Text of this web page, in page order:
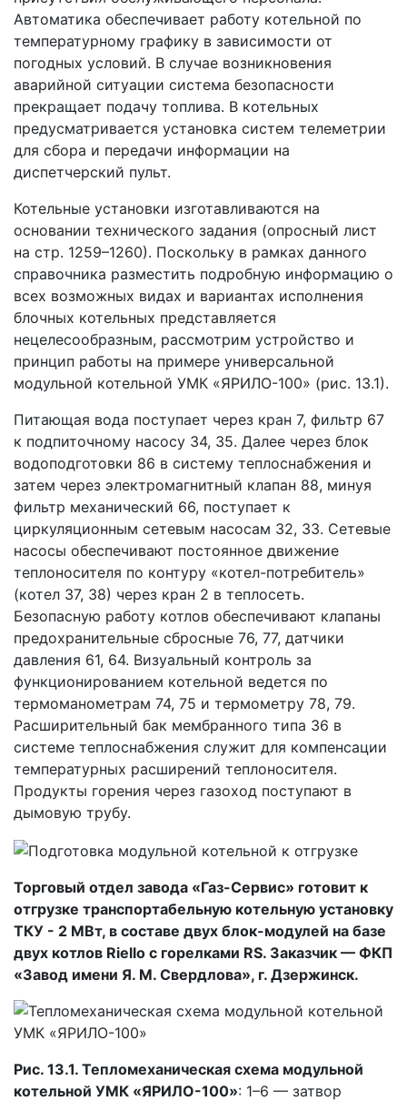
Автоматика обеспечивает работу котельной по
температурному графику в зависимости от
погодных условий. В случае возникновения
аварийной ситуации система безопасности
прекращает подачу топлива. В котельных
предусматривается установка систем телеметрии
для сбора и передачи информации на
диспетчерский пульт.
Котельные установки изготавливаются на
основании технического задания (опросный лист
на стр. 1259–1260). Поскольку в рамках данного
справочника разместить подробную информацию о
всех возможных видах и вариантах исполнения
блочных котельных представляется
нецелесообразным, рассмотрим устройство и
принцип работы на примере универсальной
модульной котельной УМК «ЯРИЛО-100» (рис. 13.1).
Питающая вода поступает через кран 7, фильтр 67
к подпиточному насосу 34, 35. Далее через блок
водоподготовки 86 в систему теплоснабжения и
затем через электромагнитный клапан 88, минуя
фильтр механический 66, поступает к
циркуляционным сетевым насосам 32, 33. Сетевые
насосы обеспечивают постоянное движение
теплоносителя по контуру «котел-потребитель»
(котел 37, 38) через кран 2 в теплосеть.
Безопасную работу котлов обеспечивают клапаны
предохранительные сбросные 76, 77, датчики
давления 61, 64. Визуальный контроль за
функционированием котельной ведется по
термоманометрам 74, 75 и термометру 78, 79.
Расширительный бак мембранного типа 36 в
системе теплоснабжения служит для компенсации
температурных расширений теплоносителя.
Продукты горения через газоход поступают в
дымовую трубу.
Торговый отдел завода «Газ-Сервис» готовит к
отгрузке транспортабельную котельную установку
ТКУ - 2 МВт, в составе двух блок-модулей на базе
двух котлов Riello с горелками RS. Заказчик — ФКП
«Завод имени Я. М. Свердлова», г. Дзержинск.
Рис. 13.1. Тепломеханическая схема модульной
котельной УМК «ЯРИЛО-100»: 1–6 — затвор